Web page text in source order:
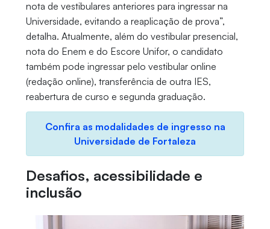
nota de vestibulares anteriores para ingressar na
Universidade, evitando a reaplicação de prova”,
detalha. Atualmente, além do vestibular presencial,
nota do Enem e do Escore Unifor, o candidato
também pode ingressar pelo vestibular online
(redação online), transferência de outra IES,
reabertura de curso e segunda graduação.
Confira as modalidades de ingresso na
Universidade de Fortaleza
Desafios, acessibilidade e
inclusão